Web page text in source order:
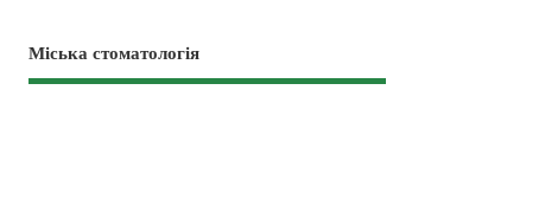
Міська стоматологія